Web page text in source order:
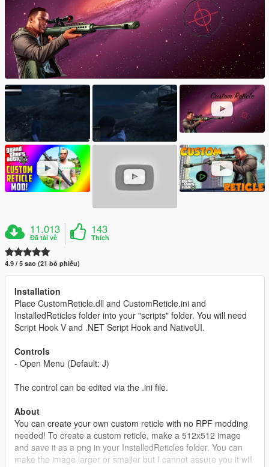
11.013
Đã tải về
143
Thích
4.9 / 5 sao (21 bỏ phiếu)
Installation
Place CustomReticle.dll and CustomReticle.ini and
InstalledReticles folder into your "scripts" folder. You will need
Script Hook V and .NET Script Hook and NativeUI.
Controls
- Open Menu (Default: J)
The control can be edited via the .ini file.
About
You can create your own custom reticle with no RPF modding
needed! To create a custom reticle, make a 512x512 image
and save it as a png in your InstalledReticles folder. You can
make the image larger or smaller but I cannot assure you it will